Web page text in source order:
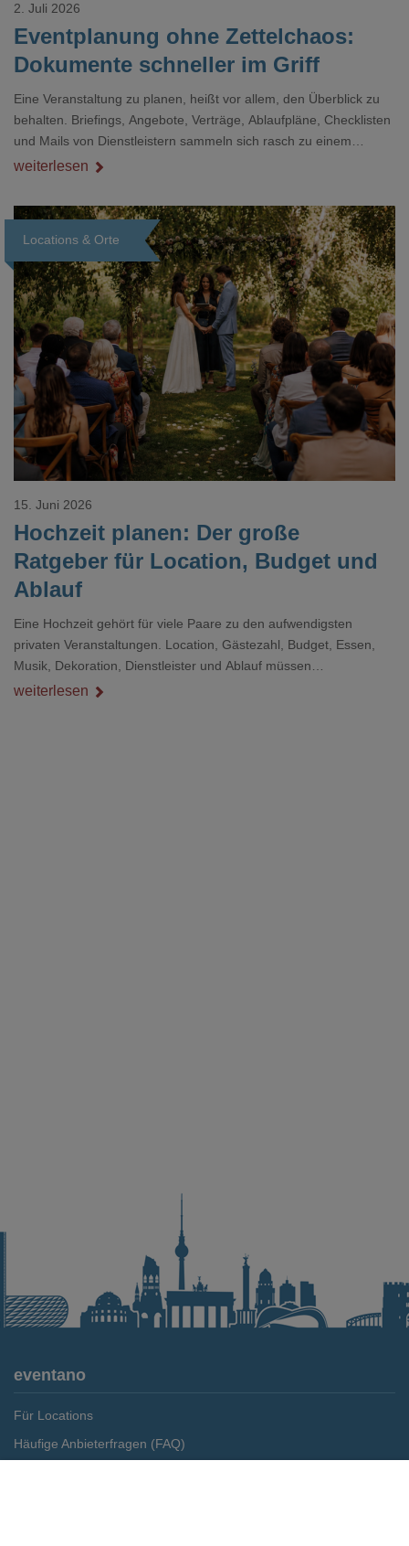
Eventplanung ohne Zettelchaos:
Dokumente schneller im Griff
2. Juli 2026
Eine Veranstaltung zu planen, heißt vor allem, den Überblick zu
behalten. Briefings, Angebote, Verträge, Ablaufpläne, Checklisten
und Mails von Dienstleistern sammeln sich rasch zu einem
unübersichtlichen Stapel. Wer schon einmal kurz vor einem Event
Dokument gesucht hat, kennt das mulmige Gefühl.
weiterlesen
Locations & Orte
Loading...
Hochzeit planen: Der große
Ratgeber für Location, Budget und
Ablauf
15. Juni 2026
Eine Hochzeit gehört für viele Paare zu den aufwendigsten
privaten Veranstaltungen. Location, Gästezahl, Budget, Essen,
Musik, Dekoration, Dienstleister und Ablauf müssen
zusammenpassen, damit der Tag gut organisiert ist und trotzdem
weiterlesen
eventano
Für Locations
Häufige Anbieterfragen (FAQ)